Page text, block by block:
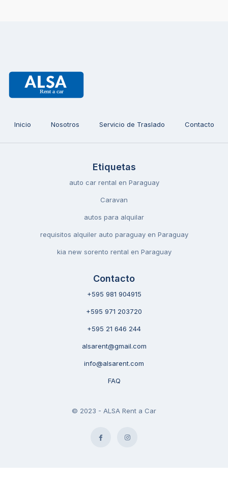
Inicio Nosotros Servicio de Traslado Contacto
Etiquetas
auto car rental en Paraguay
Caravan
autos para alquilar
requisitos alquiler auto paraguay en Paraguay
kia new sorento rental en Paraguay
Contacto
+595 981 904915
+595 971 203720
+595 21 646 244
alsarent@gmail.com
info@alsarent.com
FAQ
© 2023 - ALSA Rent a Car